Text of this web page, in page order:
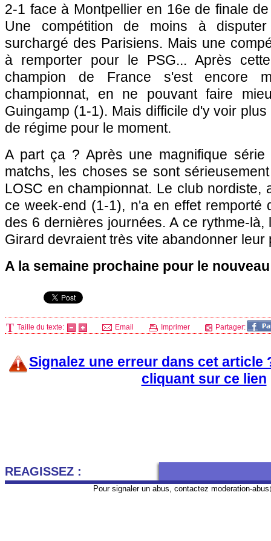
2-1 face à Montpellieren 16e de finale
Une compétition de moins à
surchargé des Parisiens. Mais une
à remporter pour le PSG... Après
champion de France s'est encore
championnat, en ne pouvant faire
Guingamp (1-1). Mais difficile d'y voir
de régime pour le moment.
A part ça ? Après une magnifique
matchs, les choses se sont
LOSC en championnat. Le club nordiste,
ce week-end (1-1), n'a en effet remporté
des 6 dernières journées. A ce rythme-là,
Girard devraient très vite abandonner leur
A la semaine prochaine pour le
Taille du texte: Email Imprimer Partager:
Signalez une erreur dans cet article
cliquant sur ce lien
REAGISSEZ :
Pour signaler un abus, contactez moderation-